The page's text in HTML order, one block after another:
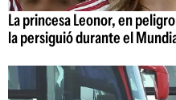
La princesa Leonor, en
la persiguió durante el